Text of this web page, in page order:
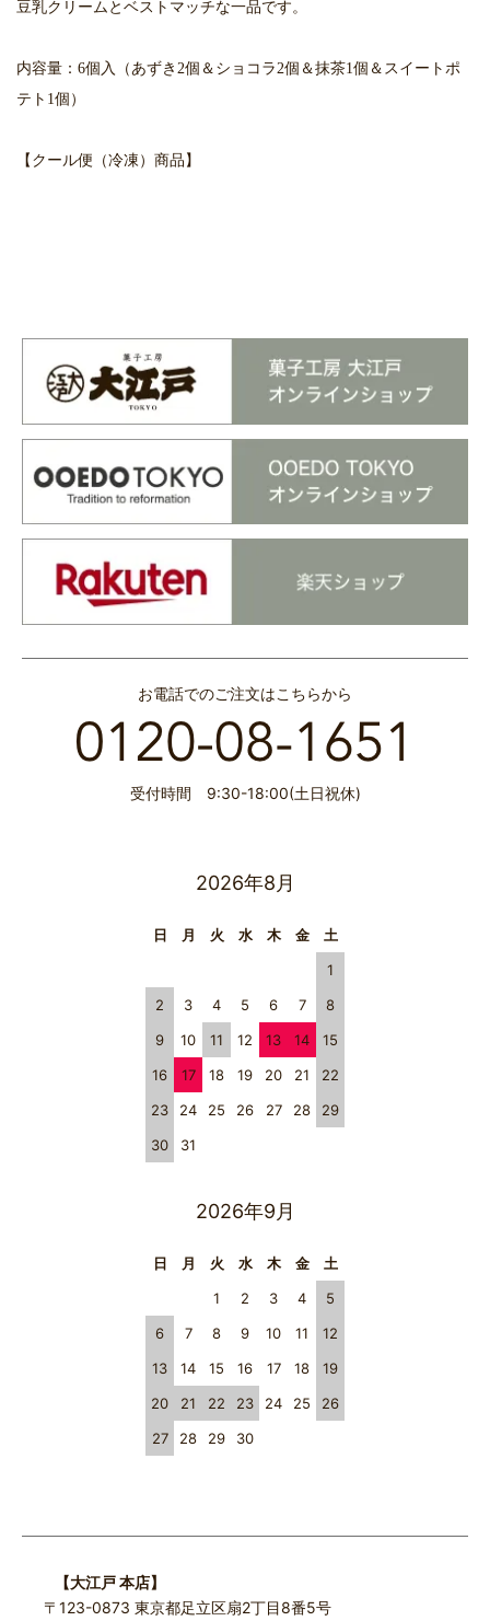
豆乳クリームとベストマッチな一品です。
内容量：6個入（あずき2個＆ショコラ2個＆抹茶1個＆スイートポ
テト1個）
【クール便（冷凍）商品】
お電話でのご注文はこちらから
受付時間 9:30-18:00(土日祝休)
2026年8月
日 月 火 水 木 金
土
1
2
3 4 5 6 7
8
9
10 11 12 13 14
15
16
17 18 19 20 21
22
23
24 25 26 27 28
29
30
31
2026年9月
日 月 火 水 木 金
土
1
2 3 4
5
6
7 8 9 10 11
12
13
14 15 16 17 18
19
20
21 22 23 24 25
26
27
28 29 30
【大江戸 本店】
〒123-0873 東京都足立区扇2丁目8番5号